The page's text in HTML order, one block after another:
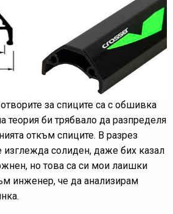
за спиците са с обшивка
теория би трябвало да разпределя
откъм спиците. В разрез
изглежда солиден, даже бих казал
но това са си мои лаишки
инженер, че да анализирам